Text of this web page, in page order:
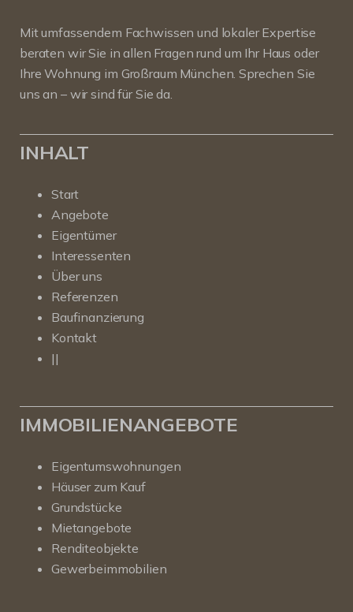
Mit umfassendem Fachwissen und lokaler Expertise
beraten wir Sie in allen Fragen rund um Ihr Haus oder
Ihre Wohnung im Großraum München. Sprechen Sie
uns an – wir sind für Sie da.
INHALT
Start
Angebote
Eigentümer
Interessenten
Über uns
Referenzen
Baufinanzierung
Kontakt
||
IMMOBILIENANGEBOTE
Eigentumswohnungen
Häuser zum Kauf
Grundstücke
Mietangebote
Renditeobjekte
Gewerbeimmobilien